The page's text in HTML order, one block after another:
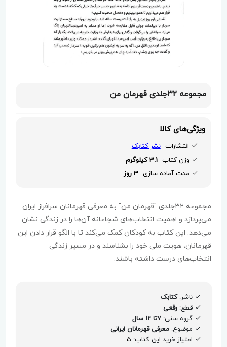
مجموعه ۳۲جلدی قهرمان من
ویژگی‌های کالا
انتشارات نشر کتابک
وزن کتاب 3.1 کیلوگرم
مدت آماده سازی 3 روز
مجموعه ۳۲جلدی "قهرمان من" به معرفی قهرمانان سرافراز ایران
می‌پردازد و اهمیت انتخاب‌های شجاعانه آن‌ها را در زندگی نشان
می‌دهد. این کتاب به کودکان کمک می‌کند تا با الگو قرار دادن این
قهرمانان، هویت ملی خود را بشناسند و در مسیر زندگی
انتخاب‌های درست داشته باشند.
ناشر:کتابک
قطع:رقعی
گروه سنی:7تا 12 سال
موضوع:معرفی قهرمانان ایرانی
امتیاز خرید این کتاب: 5